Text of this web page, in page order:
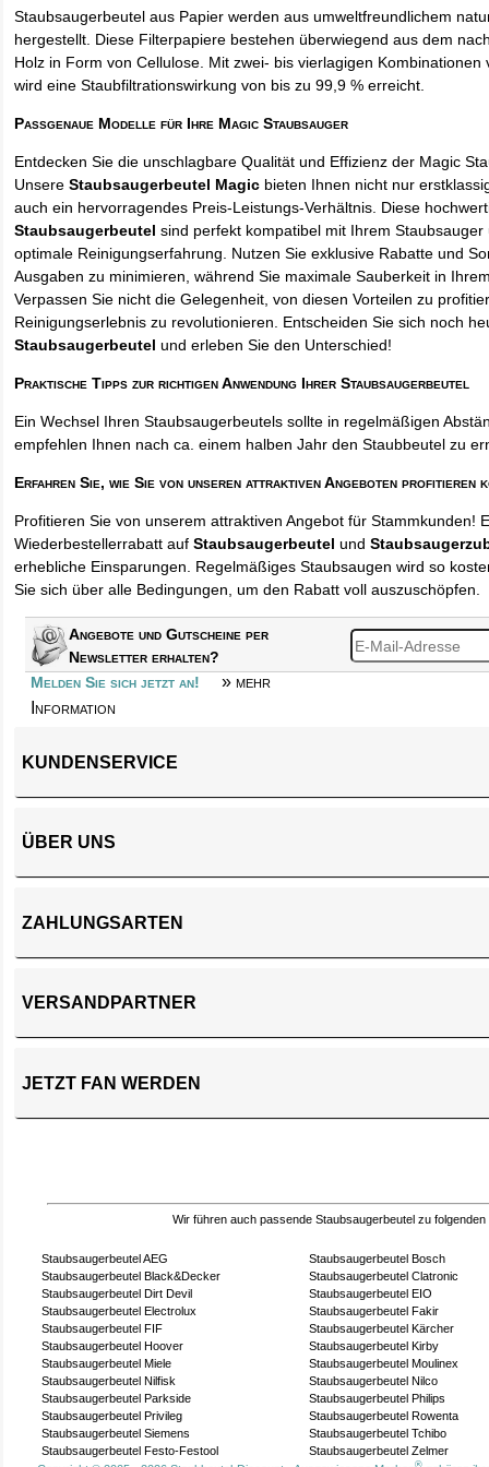
Staubsaugerbeutel aus Papier werden aus umweltfreundlichem
hergestellt. Diese Filterpapiere bestehen überwiegend aus dem
Holz in Form von Cellulose. Mit zwei- bis vierlagigen Kombinationen
wird eine Staubfiltrationswirkung von bis zu 99,9 % erreicht.
Passgenaue Modelle für Ihre Magic Staubsauger
Entdecken Sie die unschlagbare Qualität und Effizienz der Magic
UnsereStaubsaugerbeutel Magic bieten Ihnen nicht nur
auch ein hervorragendes Preis-Leistungs-Verhältnis. Diese
Staubsaugerbeutel sind perfekt kompatibel mit Ihrem
optimale Reinigungserfahrung. Nutzen Sie exklusive Rabatte und
Ausgaben zu minimieren, während Sie maximale Sauberkeit in
Verpassen Sie nicht die Gelegenheit, von diesen Vorteilen zu
Reinigungserlebnis zu revolutionieren. Entscheiden Sie sich noch
Staubsaugerbeutel und erleben Sie den Unterschied!
Praktische Tipps zur richtigen Anwendung Ihrer Staubsaugerbeutel
Ein Wechsel Ihren Staubsaugerbeutels sollte in regelmäßigen
empfehlen Ihnen nach ca. einem halben Jahr den Staubbeutel zu
Erfahren Sie, wie Sie von unseren attraktiven Angeboten profitieren
Profitieren Sie von unserem attraktiven Angebot für Stammkunden!
Wiederbestellerrabatt aufStaubsaugerbeutel und
erhebliche Einsparungen. Regelmäßiges Staubsaugen wird so
Sie sich über alle Bedingungen, um den Rabatt voll auszuschöpfen.
Angebote und Gutscheine per
Newsletter erhalten?
Melden Sie sich jetzt an!
» mehr
Information
KUNDENSERVICE
ÜBER UNS
ZAHLUNGSARTEN
VERSANDPARTNER
JETZT FAN WERDEN
Wir führen auch passende Staubsaugerbeutel zu folgenden
Staubsaugerbeutel AEG
Staubsaugerbeutel Bosch
Staubsaugerbeutel Black&Decker
Staubsaugerbeutel Clatronic
Staubsaugerbeutel Dirt Devil
Staubsaugerbeutel EIO
Staubsaugerbeutel Electrolux
Staubsaugerbeutel Fakir
Staubsaugerbeutel FIF
Staubsaugerbeutel Kärcher
Staubsaugerbeutel Hoover
Staubsaugerbeutel Kirby
Staubsaugerbeutel Miele
Staubsaugerbeutel Moulinex
Staubsaugerbeutel Nilfisk
Staubsaugerbeutel Nilco
Staubsaugerbeutel Parkside
Staubsaugerbeutel Philips
Staubsaugerbeutel Privileg
Staubsaugerbeutel Rowenta
Staubsaugerbeutel Siemens
Staubsaugerbeutel Tchibo
Staubsaugerbeutel Festo-Festool
Staubsaugerbeutel Zelmer
®